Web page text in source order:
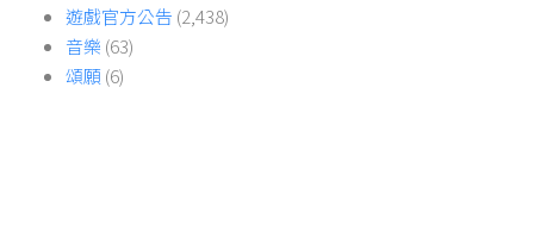
遊戲官方公告 (2,438)
音樂 (63)
頌願(6)